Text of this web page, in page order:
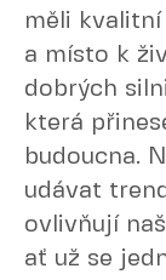
měli
a místo k
dobrých
která
budoucna.
udávat
ovlivňují
ať už se